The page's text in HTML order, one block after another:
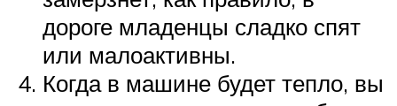
дороге младенцы сладко спят
или малоактивны.
Когда в машине будет тепло, вы